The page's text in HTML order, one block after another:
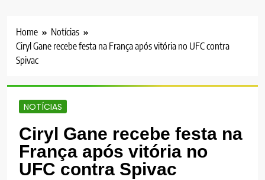
Home
Notícias
Ciryl Gane recebe festa na França após vitória no UFC contra
Spivac
NOTÍCIAS
Ciryl Gane recebe festa na
França após vitória no
UFC contra Spivac